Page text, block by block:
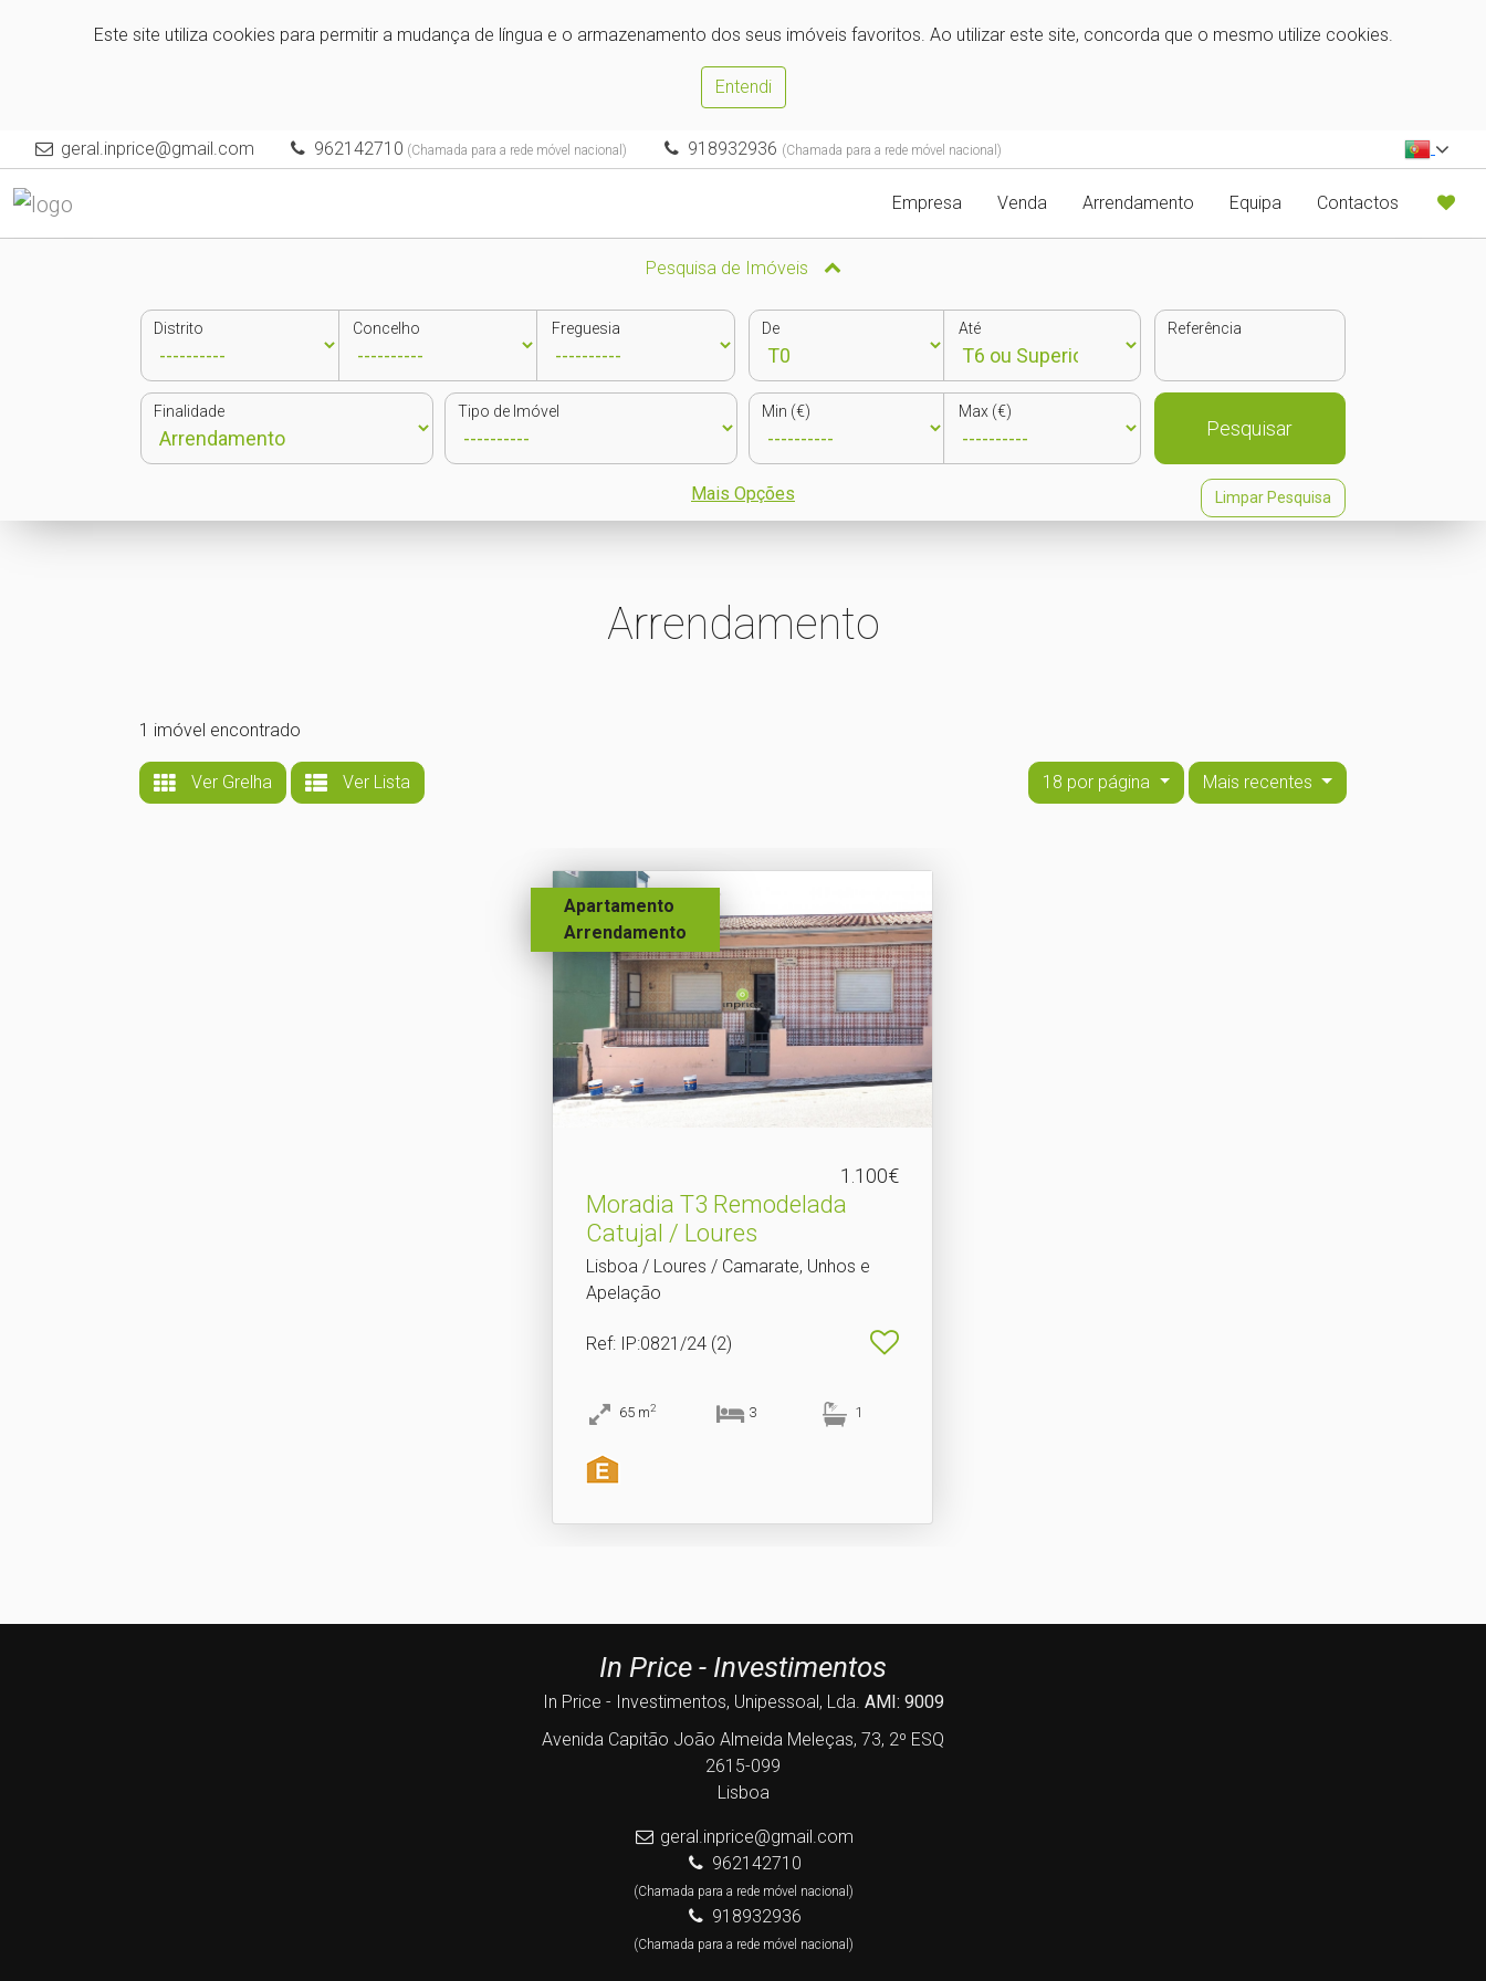
Este site utiliza cookies para permitir a mudança de língua e o armazenamento dos seus imóveis favoritos. Ao utilizar este site, concorda que o mesmo utilize cookies.
Entendi
geral.inprice@gmail.com 962142710 (Chamada para a rede móvel nacional) 918932936 (Chamada para a rede móvel nacional)
Empresa Venda Arrendamento Equipa Contactos
Pesquisa de Imóveis
Distrito Concelho Freguesia De Até Referência
Finalidade Tipo de Imóvel Min (€) Max (€)
Pesquisar
Mais Opções Limpar Pesquisa
Arrendamento
1 imóvel encontrado
Ver Grelha Ver Lista 18 por página Mais recentes
Apartamento
Arrendamento
1.100€
Moradia T3 Remodelada
Catujal / Loures
Lisboa / Loures / Camarate, Unhos e
Apelação
Ref: IP:0821/24 (2)
65 m2 3 1
In Price - Investimentos
In Price - Investimentos, Unipessoal, Lda. AMI: 9009
Avenida Capitão João Almeida Meleças, 73, 2º ESQ
2615-099
Lisboa
geral.inprice@gmail.com
962142710
(Chamada para a rede móvel nacional)
918932936
(Chamada para a rede móvel nacional)